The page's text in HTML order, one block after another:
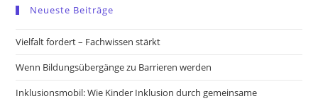
a
new
new
a
new
new
Neueste Beiträge
Vielfalt fordert – Fachwissen stärkt
Wenn Bildungsübergänge zu Barrieren werden
Inklusionsmobil: Wie Kinder Inklusion durch gemeinsame